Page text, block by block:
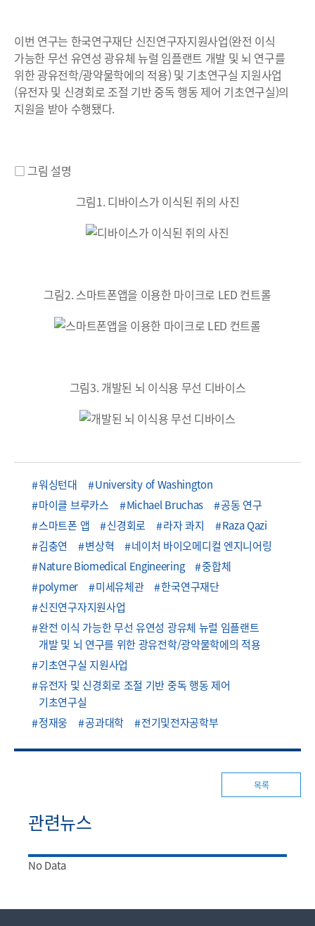
이번 연구는 한국연구재단 신진연구자지원사업(완전 이식
가능한 무선 유연성 광유체 뉴럴 임플랜트 개발 및 뇌 연구를
위한 광유전학/광약물학에의 적용) 및 기초연구실 지원사업
(유전자 및 신경회로 조절 기반 중독 행동 제어 기초연구실)의
지원을 받아 수행됐다.
□ 그림 설명
그림1. 디바이스가 이식된 쥐의 사진
그림2. 스마트폰앱을 이용한 마이크로 LED 컨트롤
그림3. 개발된 뇌 이식용 무선 디바이스
워싱턴대
University of Washington
마이클 브루카스
Michael Bruchas
공동 연구
스마트폰 앱
신경회로 라자 콰지
Raza Qazi
김충연
변상혁
네이처 바이오메디컬 엔지니어링
Nature Biomedical Engineering
중합체
polymer
미세유체관
한국연구재단
신진연구자지원사업
완전 이식 가능한 무선 유연성 광유체 뉴럴 임플랜트
개발 및 뇌 연구를 위한 광유전학/광약물학에의 적용
기초연구실 지원사업
유전자 및 신경회로 조절 기반 중독 행동 제어
기초연구실
정재웅
공과대학 전기및전자공학부
목록
관련뉴스
No Data